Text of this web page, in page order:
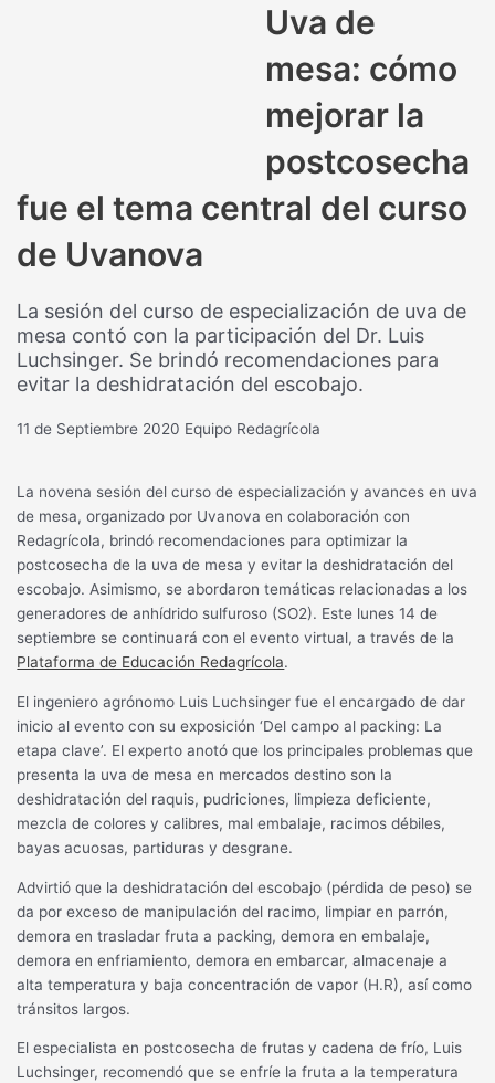
Uva de
mesa: cómo
mejorar la
postcosecha
fue el tema central del curso
de Uvanova
La sesión del curso de especialización de uva de
mesa contó con la participación del Dr. Luis
Luchsinger. Se brindó recomendaciones para
evitar la deshidratación del escobajo.
11 de Septiembre 2020 Equipo Redagrícola
La novena sesión del curso de especialización y avances en uva
de mesa, organizado por Uvanova en colaboración con
Redagrícola, brindó recomendaciones para optimizar la
postcosecha de la uva de mesa y evitar la deshidratación del
escobajo. Asimismo, se abordaron temáticas relacionadas a los
generadores de anhídrido sulfuroso (SO2). Este lunes 14 de
septiembre se continuará con el evento virtual, a través de la
Plataforma de Educación Redagrícola.
El ingeniero agrónomo Luis Luchsinger fue el encargado de dar
inicio al evento con su exposición ‘Del campo al packing: La
etapa clave’. El experto anotó que los principales problemas que
presenta la uva de mesa en mercados destino son la
deshidratación del raquis, pudriciones, limpieza deficiente,
mezcla de colores y calibres, mal embalaje, racimos débiles,
bayas acuosas, partiduras y desgrane.
Advirtió que la deshidratación del escobajo (pérdida de peso) se
da por exceso de manipulación del racimo, limpiar en parrón,
demora en trasladar fruta a packing, demora en embalaje,
demora en enfriamiento, demora en embarcar, almacenaje a
alta temperatura y baja concentración de vapor (H.R), así como
tránsitos largos.
El especialista en postcosecha de frutas y cadena de frío, Luis
Luchsinger, recomendó que se enfríe la fruta a la temperatura